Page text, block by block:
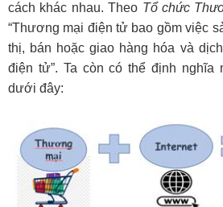
cách khác nhau. Theo Tổ chức
“Thương mại điện tử bao gồm việc
thị, bán hoặc giao hàng hóa và
điện tử”. Ta còn có thể định nghĩa
dưới đây: